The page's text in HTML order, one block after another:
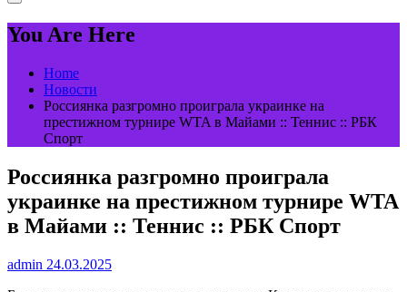
You Are Here
Home
Новости
Россиянка разгромно проиграла украинке на
престижном турнире WTA в Майами :: Теннис :: РБК
Спорт
Россиянка разгромно проиграла
украинке на престижном турнире WTA
в Майами :: Теннис :: РБК Спорт
admin 24.03.2025